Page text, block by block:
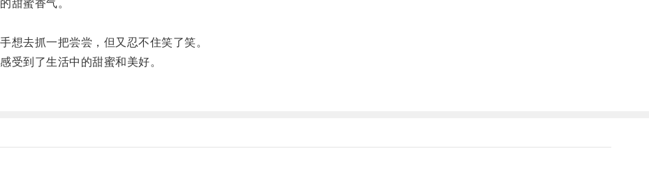
甜蜜香气。
去抓一把尝尝，但又忍不住笑了笑。
到了生活中的甜蜜和美好。